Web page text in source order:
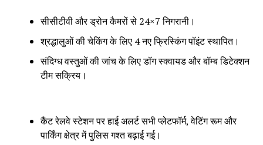
सीसीटीवी और ड्रोन कैमरों से 24×7 निगरानी।
श्रद्धालुओं की चेकिंग के लिए 4 नए फ्रिस्किंग पॉइंट स्थापित।
संदिग्ध वस्तुओं की जांच के लिए डॉग स्क्वायड और बॉम्ब डिटेक्शन
टीम सक्रिय।
कैंट रेलवे स्टेशन पर हाई अलर्ट सभी प्लेटफॉर्म, वेटिंग रूम और
पार्किंग क्षेत्र में पुलिस गश्त बढ़ाई गई।